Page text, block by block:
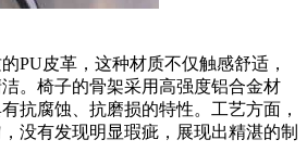
PU皮革，这种材质不仅触感舒适，
。椅子的骨架采用高强度铝合金材
抗腐蚀、抗磨损的特性。工艺方面，
没有发现明显瑕疵，展现出精湛的制